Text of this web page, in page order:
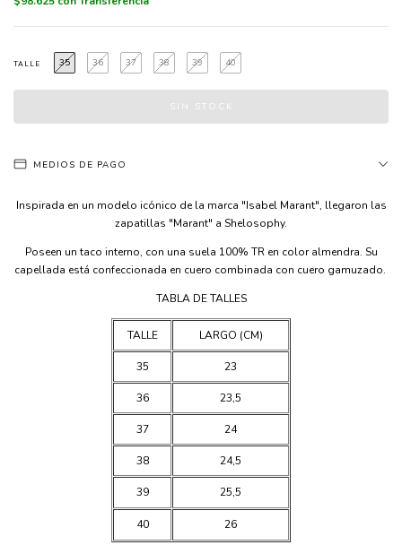
TALLE 35 36 37 38 39 40
MEDIOS DE PAGO
Inspirada en un modelo icónico de la marca "Isabel Marant", llegaron las
zapatillas "Marant" a Shelosophy.
Poseen un taco interno, con una suela 100% TR en color almendra. Su
capellada está confeccionada en cuero combinada con cuero gamuzado.
TABLA DE TALLES
TALLE LARGO (CM)
35 23
36 23,5
37 24
38 24,5
39 25,5
40 26